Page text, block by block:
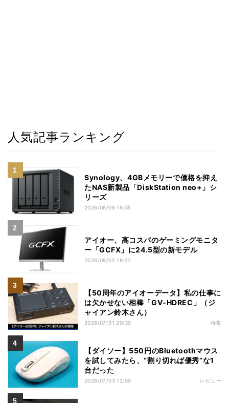
人気記事ランキング
Synology、4GBメモリーで価格を抑え
たNAS新製品「DiskStation neo+」シ
リーズ
2026/08/06 16:35
アイオー、高コスパのゲーミングモニタ
ー「GCFX」に24.5型の新モデル
2026/08/05 19:27
【50周年のアイオーデータ】私の仕事に
は欠かせない相棒「GV-HDREC」（ジ
ャイアン鈴木さん）
2026/07/31 20:30 特集
【ダイソー】550円のBluetoothマウス
を試してみたら、“割り切れば優秀”な1
台だった
2026/07/03 12:00 レビュー